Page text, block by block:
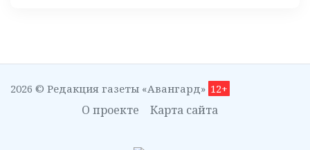
2026 © Редакция газеты «Авангард» 12+
О проекте Карта сайта